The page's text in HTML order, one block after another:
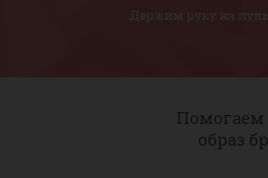
Держим руку на
Помогаем
образ